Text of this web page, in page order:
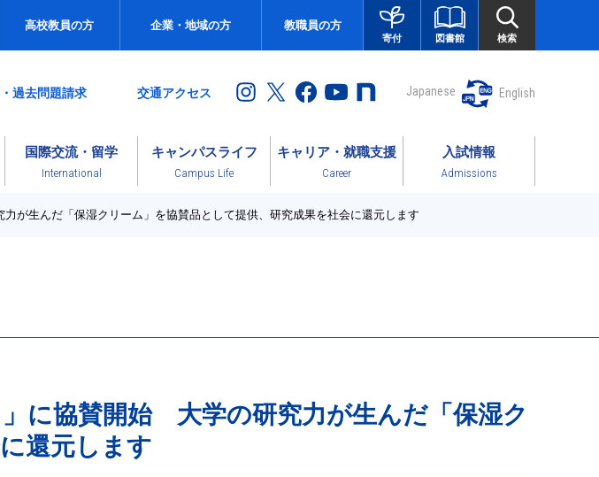
高校教員の方 企業・地域の方 教職員の方
寄付 図書館 検索
過去問題請求 交通アクセス Japanese English
国際交流・留学
International
キャンパスライフ
Campus Life
キャリア・就職支援
Career
入試情報
Admissions
が生んだ「保湿クリーム」を協賛品として提供、研究成果を社会に還元します
に協賛開始 大学の研究力が生んだ「保湿ク
還元します